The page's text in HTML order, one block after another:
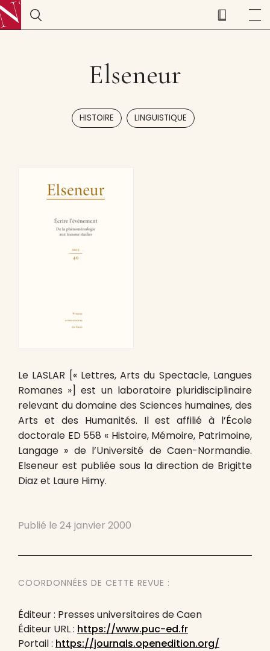
Elseneur
HISTOIRE , LINGUISTIQUE
Le LASLAR [« Lettres, Arts du Spectacle, Langues
Romanes »] est un laboratoire pluridisciplinaire
relevant du domaine des Sciences humaines, des
Arts et des Humanités. Il est affilié à l’École
doctorale ED 558 « Histoire, Mémoire, Patrimoine,
Langage » de l’Université de Caen-Normandie.
Elseneur est publiée sous la direction de Brigitte
Diaz et Laure Himy.
Publié le 24 janvier 2000
COORDONNÉES DE CETTE REVUE :
Éditeur : Presses universitaires de Caen
Éditeur URL : https://www.puc-ed.fr
Portail : https://journals.openedition.org/